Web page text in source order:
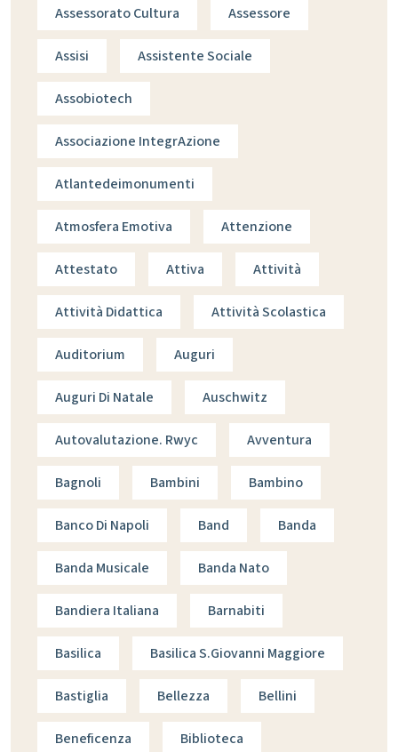
Assessorato Cultura Assessore
Assisi Assistente Sociale
Assobiotech
Associazione IntegrAzione
Atlantedeimonumenti
Atmosfera Emotiva Attenzione
Attestato Attiva Attività
Attività Didattica Attività Scolastica
Auditorium Auguri
Auguri Di Natale Auschwitz
Autovalutazione. Rwyc Avventura
Bagnoli Bambini Bambino
Banco Di Napoli Band Banda
Banda Musicale Banda Nato
Bandiera Italiana Barnabiti
Basilica Basilica S.giovanni Maggiore
Bastiglia Bellezza Bellini
Beneficenza Biblioteca